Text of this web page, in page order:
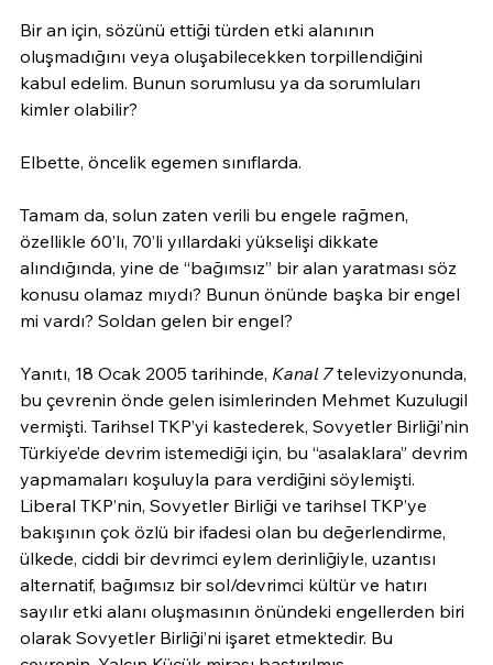
Bir an için, sözünü ettiği türden etki alanının
oluşmadığını veya oluşabilecekken torpillendiğini
kabul edelim. Bunun sorumlusu ya da sorumluları
kimler olabilir?
Elbette, öncelik egemen sınıflarda.
Tamam da, solun zaten verili bu engele rağmen,
özellikle 60’lı, 70’li yıllardaki yükselişi dikkate
alındığında, yine de “bağımsız” bir alan yaratması söz
konusu olamaz mıydı? Bunun önünde başka bir engel
mi vardı? Soldan gelen bir engel?
Yanıtı, 18 Ocak 2005 tarihinde, Kanal 7 televizyonunda,
bu çevrenin önde gelen isimlerinden Mehmet Kuzulugil
vermişti. Tarihsel TKP’yi kastederek, Sovyetler Birliği’nin
Türkiye’de devrim istemediği için, bu “asalaklara” devrim
yapmamaları koşuluyla para verdiğini söylemişti.
Liberal TKP’nin, Sovyetler Birliği ve tarihsel TKP’ye
bakışının çok özlü bir ifadesi olan bu değerlendirme,
ülkede, ciddi bir devrimci eylem derinliğiyle, uzantısı
alternatif, bağımsız bir sol/devrimci kültür ve hatırı
sayılır etki alanı oluşmasının önündeki engellerden biri
olarak Sovyetler Birliği’ni işaret etmektedir. Bu